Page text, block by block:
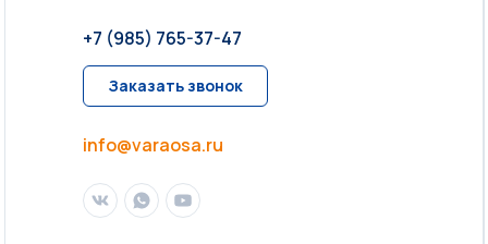
info@varaosa.ru
+7 (985) 765-37-47
Заказать звонок